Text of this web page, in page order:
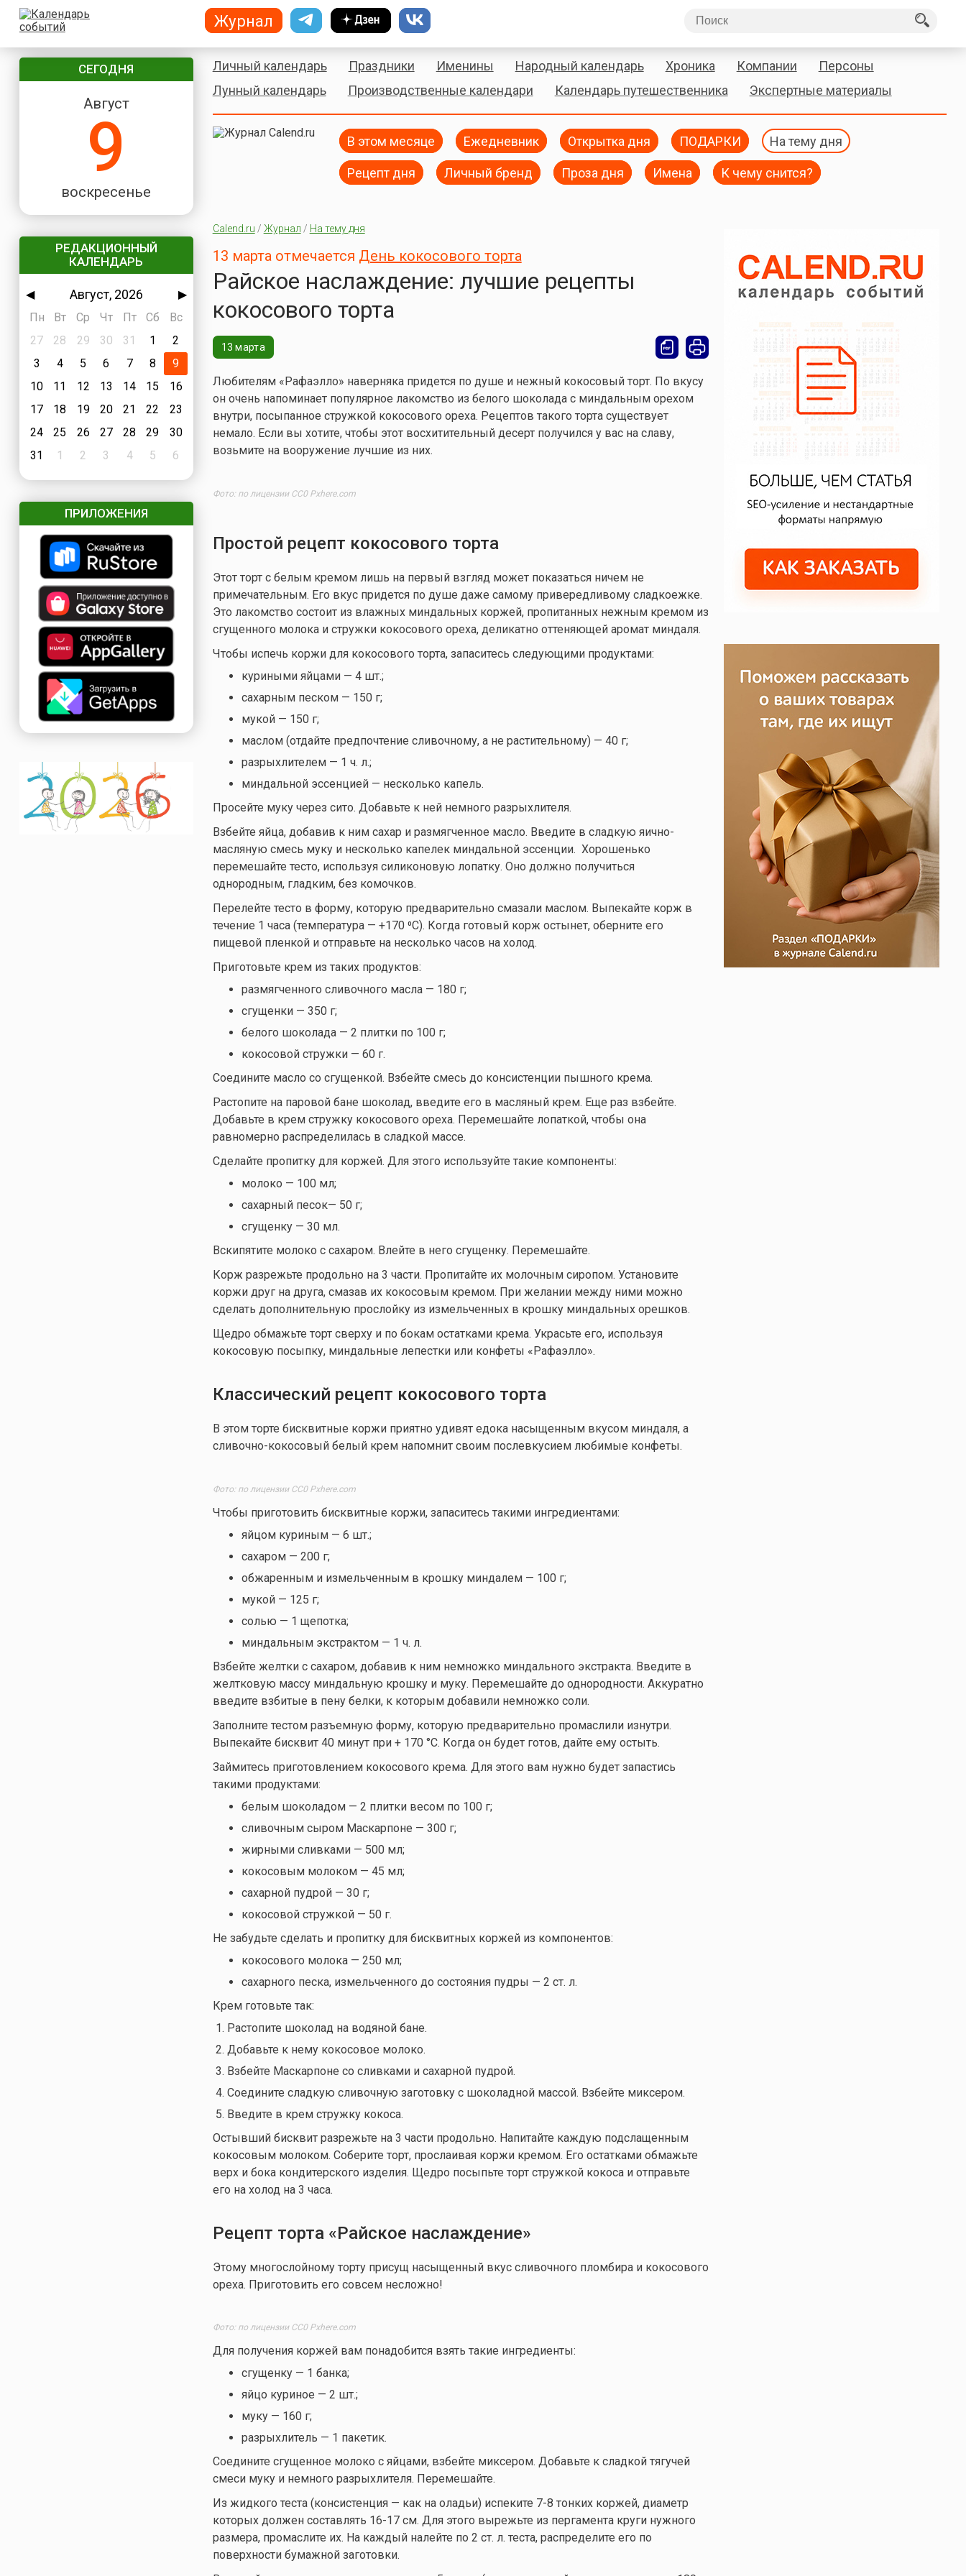
СЕГОДНЯ
Август
9
воскресенье
РЕДАКЦИОННЫЙ
КАЛЕНДАРЬ
◀ Август, 2026
▶
Пн
Вт Ср Чт Пт Сб
Вс
27
28 29 30 31 1
2
3
4 5 6 7 8
9
10
11 12 13 14 15
16
17
18 19 20 21 22
23
24
25 26 27 28 29
30
31
1 2 3 4 5 6
ПРИЛОЖЕНИЯ
Личный календарь Праздники Именины Народный календарь Хроника Компании
Персоны
Лунный календарь
Производственные календари Календарь путешественника Экспертные материалы
В этом месяце Ежедневник Открытка дня ПОДАРКИ На тему дня
Рецепт дня Личный бренд Проза дня Имена К чему снится?
Calend.ru / Журнал / На тему дня
13 марта отмечается День кокосового торта
Райское наслаждение: лучшие рецепты
кокосового торта
13 марта
Любителям «Рафаэлло» наверняка придется по душе и нежный кокосовый торт. По вкусу
он очень напоминает популярное лакомство из белого шоколада с миндальным орехом
внутри, посыпанное стружкой кокосового ореха. Рецептов такого торта существует
немало. Если вы хотите, чтобы этот восхитительный десерт получился у вас на славу,
возьмите на вооружение лучшие из них.
Фото: по лицензии CC0 Pxhere.com
Простой рецепт кокосового торта
Этот торт с белым кремом лишь на первый взгляд может показаться ничем не
примечательным. Его вкус придется по душе даже самому привередливому сладкоежке.
Это лакомство состоит из влажных миндальных коржей, пропитанных нежным кремом из
сгущенного молока и стружки кокосового ореха, деликатно оттеняющей аромат миндаля.
Чтобы испечь коржи для кокосового торта, запаситесь следующими продуктами:
куриными яйцами — 4 шт.;
сахарным песком — 150 г;
мукой — 150 г;
маслом (отдайте предпочтение сливочному, а не растительному) — 40 г;
разрыхлителем — 1 ч. л.;
миндальной эссенцией — несколько капель.
Просейте муку через сито. Добавьте к ней немного разрыхлителя.
Взбейте яйца, добавив к ним сахар и размягченное масло. Введите в сладкую яично-
масляную смесь муку и несколько капелек миндальной эссенции. Хорошенько
перемешайте тесто, используя силиконовую лопатку. Оно должно получиться
однородным, гладким, без комочков.
Перелейте тесто в форму, которую предварительно смазали маслом. Выпекайте корж в
течение 1 часа (температура — +170 ⁰С). Когда готовый корж остынет, оберните его
пищевой пленкой и отправьте на несколько часов на холод.
Приготовьте крем из таких продуктов:
размягченного сливочного масла — 180 г;
сгущенки — 350 г;
белого шоколада — 2 плитки по 100 г;
кокосовой стружки — 60 г.
Соедините масло со сгущенкой. Взбейте смесь до консистенции пышного крема.
Растопите на паровой бане шоколад, введите его в масляный крем. Еще раз взбейте.
Добавьте в крем стружку кокосового ореха. Перемешайте лопаткой, чтобы она
равномерно распределилась в сладкой массе.
Сделайте пропитку для коржей. Для этого используйте такие компоненты:
молоко — 100 мл;
сахарный песок— 50 г;
сгущенку — 30 мл.
Вскипятите молоко с сахаром. Влейте в него сгущенку. Перемешайте.
Корж разрежьте продольно на 3 части. Пропитайте их молочным сиропом. Установите
коржи друг на друга, смазав их кокосовым кремом. При желании между ними можно
сделать дополнительную прослойку из измельченных в крошку миндальных орешков.
Щедро обмажьте торт сверху и по бокам остатками крема. Украсьте его, используя
кокосовую посыпку, миндальные лепестки или конфеты «Рафаэлло».
Классический рецепт кокосового торта
В этом торте бисквитные коржи приятно удивят едока насыщенным вкусом миндаля, а
сливочно-кокосовый белый крем напомнит своим послевкусием любимые конфеты.
Фото: по лицензии CC0 Pxhere.com
Чтобы приготовить бисквитные коржи, запаситесь такими ингредиентами:
яйцом куриным — 6 шт.;
сахаром — 200 г;
обжаренным и измельченным в крошку миндалем — 100 г;
мукой — 125 г;
солью — 1 щепотка;
миндальным экстрактом — 1 ч. л.
Взбейте желтки с сахаром, добавив к ним немножко миндального экстракта. Введите в
желтковую массу миндальную крошку и муку. Перемешайте до однородности. Аккуратно
введите взбитые в пену белки, к которым добавили немножко соли.
Заполните тестом разъемную форму, которую предварительно промаслили изнутри.
Выпекайте бисквит 40 минут при + 170 °C. Когда он будет готов, дайте ему остыть.
Займитесь приготовлением кокосового крема. Для этого вам нужно будет запастись
такими продуктами:
белым шоколадом — 2 плитки весом по 100 г;
сливочным сыром Маскарпоне — 300 г;
жирными сливками — 500 мл;
кокосовым молоком — 45 мл;
сахарной пудрой — 30 г;
кокосовой стружкой — 50 г.
Не забудьте сделать и пропитку для бисквитных коржей из компонентов:
кокосового молока — 250 мл;
сахарного песка, измельченного до состояния пудры — 2 ст. л.
Крем готовьте так:
Растопите шоколад на водяной бане.
Добавьте к нему кокосовое молоко.
Взбейте Маскарпоне со сливками и сахарной пудрой.
Соедините сладкую сливочную заготовку с шоколадной массой. Взбейте миксером.
Введите в крем стружку кокоса.
Остывший бисквит разрежьте на 3 части продольно. Напитайте каждую подслащенным
кокосовым молоком. Соберите торт, прослаивая коржи кремом. Его остатками обмажьте
верх и бока кондитерского изделия. Щедро посыпьте торт стружкой кокоса и отправьте
его на холод на 3 часа.
Рецепт торта «Райское наслаждение»
Этому многослойному торту присущ насыщенный вкус сливочного пломбира и кокосового
ореха. Приготовить его совсем несложно!
Фото: по лицензии CC0 Pxhere.com
Для получения коржей вам понадобится взять такие ингредиенты:
сгущенку — 1 банка;
яйцо куриное — 2 шт.;
муку — 160 г;
разрыхлитель — 1 пакетик.
Соедините сгущенное молоко с яйцами, взбейте миксером. Добавьте к сладкой тягучей
смеси муку и немного разрыхлителя. Перемешайте.
Из жидкого теста (консистенция — как на оладьи) испеките 7-8 тонких коржей, диаметр
которых должен составлять 16-17 см. Для этого вырежьте из пергамента круги нужного
размера, промаслите их. На каждый налейте по 2 ст. л. теста, распределите его по
поверхности бумажной заготовки.
Журнал